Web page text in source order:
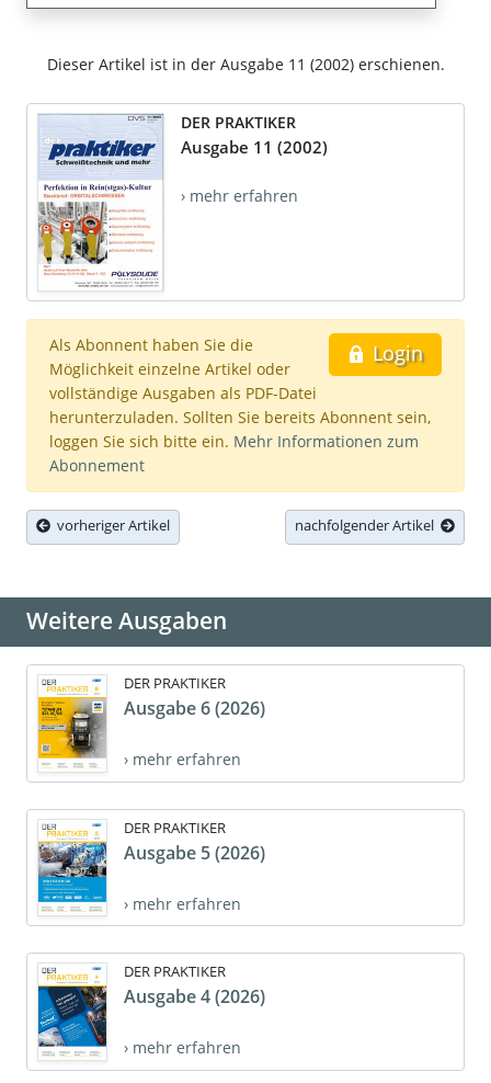
Dieser Artikel ist in der Ausgabe 11 (2002) erschienen.
DER PRAKTIKER
Ausgabe 11 (2002)
› mehr erfahren
Login
Als Abonnent haben Sie die
Möglichkeit einzelne Artikel oder
vollständige Ausgaben als PDF-Datei
herunterzuladen. Sollten Sie bereits Abonnent sein,
loggen Sie sich bitte ein. Mehr Informationen zum
Abonnement
vorheriger Artikel nachfolgender Artikel
Weitere Ausgaben
DER PRAKTIKER
Ausgabe 6 (2026)
› mehr erfahren
DER PRAKTIKER
Ausgabe 5 (2026)
› mehr erfahren
DER PRAKTIKER
Ausgabe 4 (2026)
› mehr erfahren